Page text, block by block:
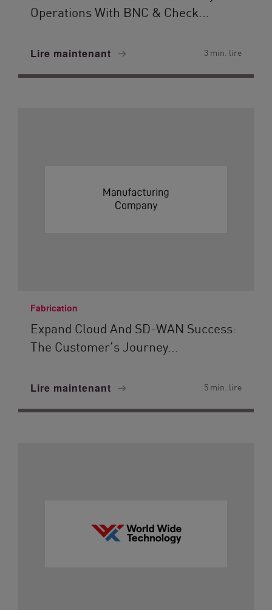
Operations With BNC & Check...
Lire maintenant 3 min. lire
Fabrication
Expand Cloud And SD-WAN Success:
The Customer’s Journey...
Lire maintenant 5 min. lire